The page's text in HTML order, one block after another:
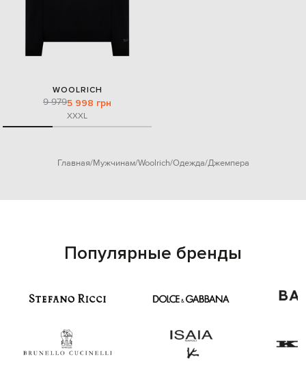
WOOLRICH
9 9795 998 грн
XXXL
Главная Мужчинам Woolrich Одежда Джемпера
Популярные бренды